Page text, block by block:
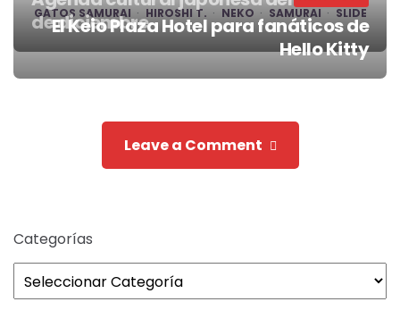
GATOS SAMURAI
HIROSHI T. NEKO SAMURAI SLIDE
Post
navigation
de diciembre
El Keio Plaza Hotel para fanáticos de
Hello Kitty
Leave a Comment
Categorías